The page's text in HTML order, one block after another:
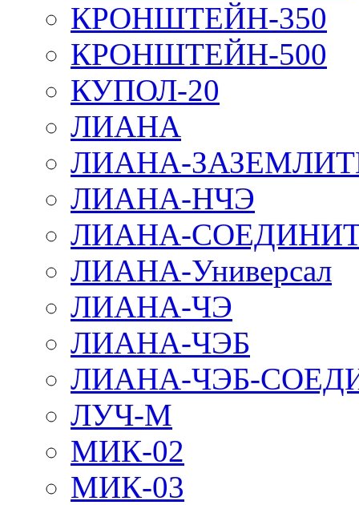
КРОНШТЕЙН-350
КРОНШТЕЙН-500
КУПОЛ-20
ЛИАНА
ЛИАНА-
ЛИАНА-НЧЭ
ЛИАНА-
ЛИАНА-Универсал
ЛИАНА-ЧЭ
ЛИАНА-ЧЭБ
ЛИАНА-ЧЭБ-
ЛУЧ-М
МИК-02
МИК-03